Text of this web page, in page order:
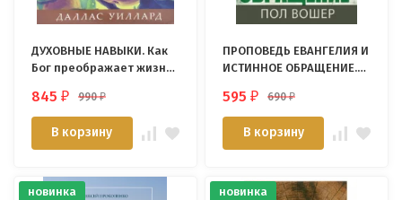
ДУХОВНЫЕ НАВЫКИ. Как
Бог преображает жизнь
Уиллард
845₽ 990₽
В корзину
ПРОПОВЕДЬ ЕВАНГЕЛИЯ И
ИСТИННОЕ ОБРАЩЕНИЕ.
595₽ 690₽
В корзину
новинка
новинка